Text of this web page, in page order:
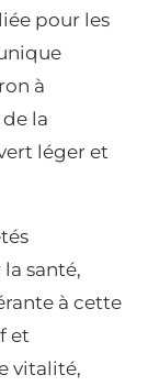
pour les
à
la
léger et
santé,
à cette
et
vitalité,